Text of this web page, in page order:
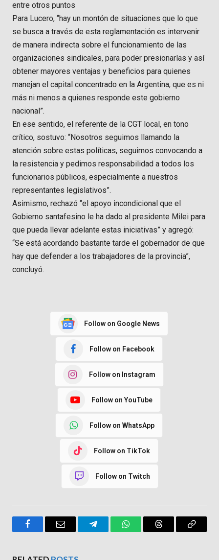
entre otros puntos
Para Lucero, “hay un montón de situaciones que lo que
se busca a través de esta reglamentación es intervenir
de manera indirecta sobre el funcionamiento de las
organizaciones sindicales, para poder presionarlas y así
obtener mayores ventajas y beneficios para quienes
manejan el capital concentrado en la Argentina, que es ni
más ni menos a quienes responde este gobierno
nacional”.
En ese sentido, el referente de la CGT local, en tono
crítico, sostuvo: “Nosotros seguimos llamando la
atención sobre estas políticas, seguimos convocando a
la resistencia y pedimos responsabilidad a todos los
funcionarios públicos, especialmente a nuestros
representantes legislativos”.
Asimismo, rechazó “el apoyo incondicional que el
Gobierno santafesino le ha dado al presidente Milei para
que pueda llevar adelante estas iniciativas” y agregó:
“Se está acordando bastante tarde el gobernador de que
hay que defender a los trabajadores de la provincia”,
concluyó.
Follow on Google News
Follow on Facebook
Follow on Instagram
Follow on YouTube
Follow on WhatsApp
Follow on TikTok
Follow on Twitch
FacebookEmail TelegramWhatsAppThreads Copy